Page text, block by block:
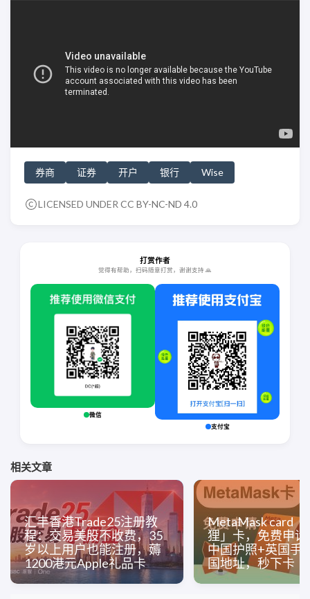
券商 证券 开户 银行 Wise
LICENSED UNDER CC BY-NC-ND 4.0
打赏作者
觉得有帮助，扫码随意打赏，谢谢支持 🙏
微信
支付宝
相关文章
汇丰香港Trade25注册教
程：交易美股不收费，35
岁以上用户也能注册，薅
1200港元Apple礼品卡
MetaMask card「
狸」卡，免费申
中国护照+英国手
国地址，秒下卡